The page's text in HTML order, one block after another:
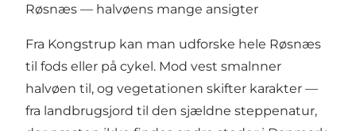
Røsnæs — halvøens mange ansigter
Fra Kongstrup kan man udforske hele Røsnæs
til fods eller på cykel. Mod vest smalnner
halvøen til, og vegetationen skifter karakter —
fra landbrugsjord til den sjældne steppenatur,